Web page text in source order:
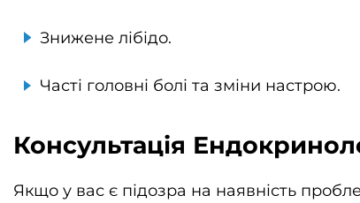
Знижене лібідо.
Часті головні болі та зміни настрою.
Консультація
Якщо у вас є підозра на наявність